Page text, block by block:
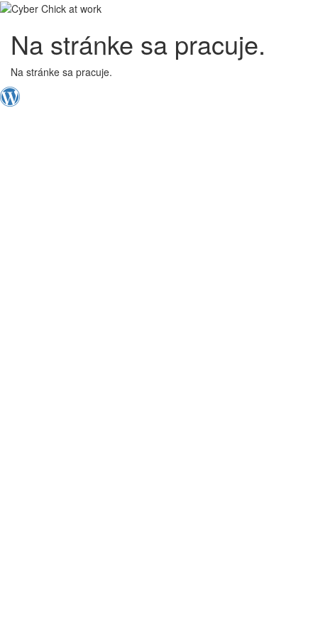
Na stránke sa pracuje.
Na stránke sa pracuje.